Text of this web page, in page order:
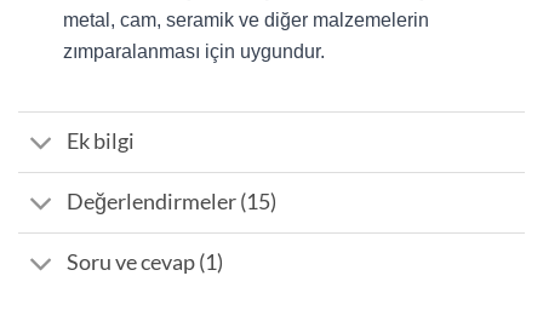
metal, cam, seramik ve diğer malzemelerin
zımparalanması için uygundur.
Ek bilgi
Değerlendirmeler (15)
Soru ve cevap (1)